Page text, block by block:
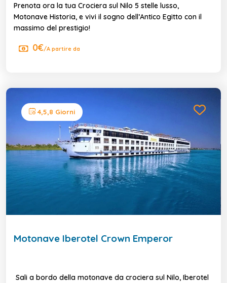
Prenota ora la tua Crociera sul Nilo 5 stelle lusso,
Motonave Historia, e vivi il sogno dell’Antico Egitto con il
massimo del prestigio!
0€/A partire da
4,5,8 Giorni
Motonave Iberotel Crown Emperor
Sali a bordo della motonave da crociera sul Nilo, Iberotel